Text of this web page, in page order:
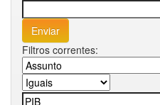
Filtros correntes: